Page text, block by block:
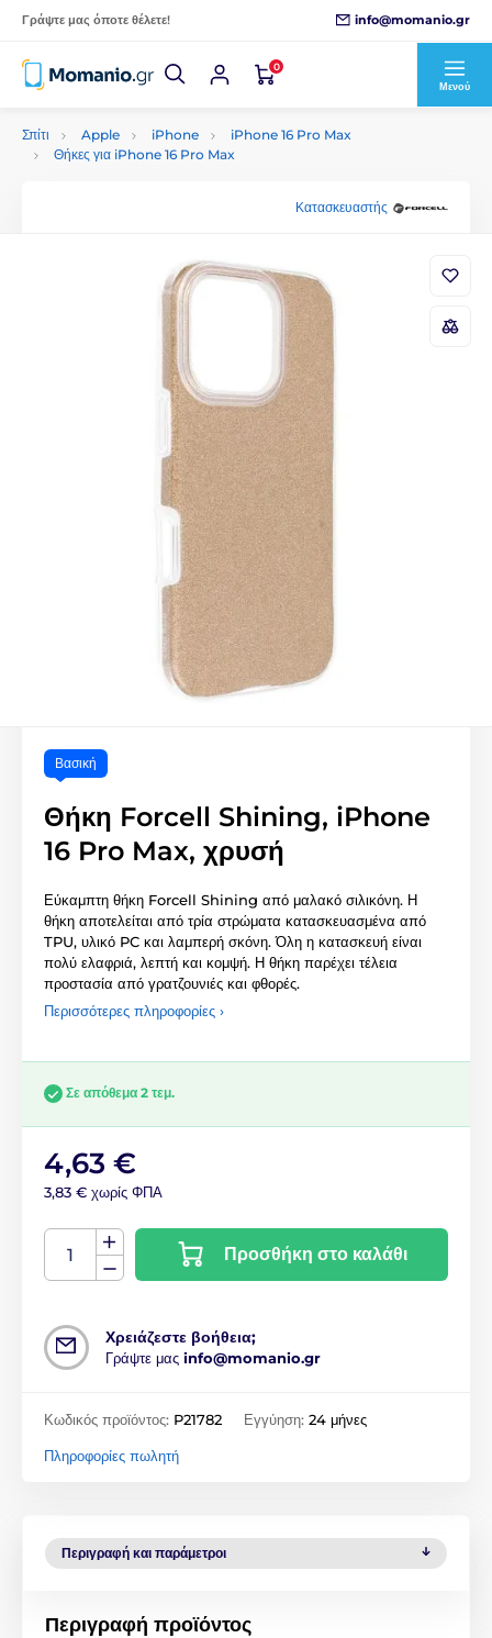
Γράψτε μας όποτε θέλετε! info@momanio.gr
0
Μενού
Σπίτι Apple iPhone
iPhone 16 Pro Max
Θήκες για iPhone 16 Pro Max
Κατασκευαστής
Βασική
Θήκη Forcell Shining, iPhone
16 Pro Max, χρυσή
Εύκαμπτη θήκη Forcell Shining από μαλακό σιλικόνη. Η
θήκη αποτελείται από τρία στρώματα κατασκευασμένα από
TPU, υλικό PC και λαμπερή σκόνη. Όλη η κατασκευή είναι
πολύ ελαφριά, λεπτή και κομψή. Η θήκη παρέχει τέλεια
προστασία από γρατζουνιές και φθορές.
Περισσότερες πληροφορίες ›
Σε απόθεμα 2 τεμ.
4,63 €
3,83 € χωρίς ΦΠΑ
Προσθήκη στο καλάθι
Χρειάζεστε βοήθεια;
Γράψτε μας info@momanio.gr
Κωδικός προϊόντος: P21782 Εγγύηση: 24 μήνες
Πληροφορίες πωλητή
Περιγραφή και παράμετροι
Περιγραφή προϊόντος